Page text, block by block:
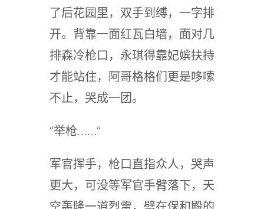
了后花园里，双手到缚，一字排
开。背靠一面红瓦白墙，面对几
排森冷枪口，永琪得靠妃嫔扶持
才能站住，阿哥格格们更是哆嗦
不止，哭成一团。
“举枪……”
军官挥手，枪口直指众人，哭声
更大，可没等军官手臂落下，天